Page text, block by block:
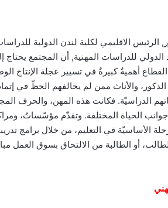
الرئيس الاقليمي لكلية لندن الدولية
الدولي للدراسات المهنية, أن المجتمع يحتاج
أهميةٌ كبيرةٌ في تسيير عجلة الإنتاج
والأناث ممن لم يحالفهم الحظّ في
الدراسيّة. فكانت هذه المهن، والحرف
الحياة المختلفة. وتقدّم مؤسّساتُ،
الأساسيّة في التعليم، من خلال برامج
أو الطالبة من الالتحاق بسوق العمل